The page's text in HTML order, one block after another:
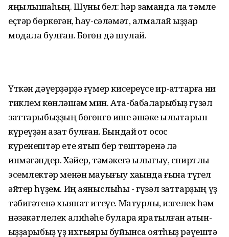
яңылышаһың. Шуны бел: һәр заманда ла тәмле
еҫтәр бөркөгән, һау-сәләмәт, алмалай ҡыҙҙар
модала булған. Бөгөн дә шулай.
Үткән дәүерҙәрҙә ғүмер кисереүсе ир-аттарға ни
тиклем көнләшәм мин. Ата-бабаларыбыҙ гүзәл
заттарыбыҙҙың бөгөнгө ише әшәке ҡылыҡтарын
күреүҙән азат булған. Бындай ҡот осҡос
күренештәр ете ятып бер төштәренә лә
инмәгәндер. Хәйер, тәмәкегә ылығыу, спиртлы
эсемлектәр менән мауығыу хаҡында ғына түгел
әйтер һүҙем. Иң аяныслыһы - гүзәл заттарҙың үҙ
тәбиғәтенә хыянат итеүе. Матурлыҡ, изгелек һәм
нәзәкәтлелек алиһәһе булараҡ яратылған ҡатын-
ҡыҙҙарыбыҙ үҙ ихтыяры буйынса оятһыҙ рәүештә